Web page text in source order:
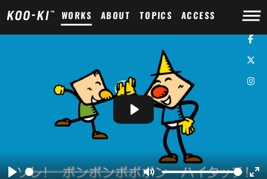
WORKS ABOUT TOPICS ACCESS
Play